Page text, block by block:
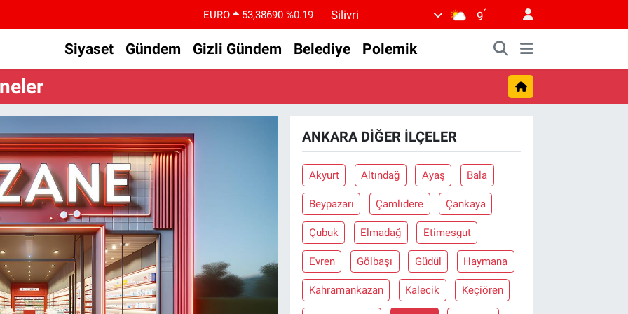
EURO 53,38690 %0.19
STERLİN
61,60380
%0.18
BITCOIN
79.591,74
%0.02
Silivri 9°
Siyaset Gündem Gizli Gündem Belediye Polemik
ANKARA DIĞER İLÇELER
Akyurt Altındağ Ayaş Bala
Beypazarı Çamlıdere Çankaya
Çubuk Elmadağ Etimesgut
Evren Gölbaşı Güdül Haymana
Kahramankazan Kalecik Keçiören